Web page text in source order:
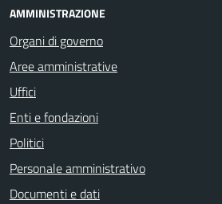
AMMINISTRAZIONE
Organi di governo
Aree amministrative
Uffici
Enti e fondazioni
Politici
Personale amministrativo
Documenti e dati